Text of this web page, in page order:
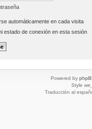
automáticamente en cada visita
estado de conexión en esta sesión
Powered by
Style
Traducción al